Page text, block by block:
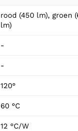
rood (450 lm), groen
lm)
-
-
120°
60 °C
12 °C/W